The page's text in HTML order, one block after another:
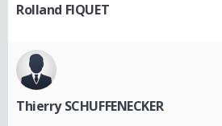
Rolland FIQUET
Thierry SCHUFFENECKER